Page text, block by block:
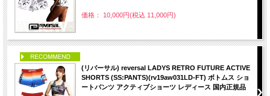
価格： 10,000円(税込 11,000円)
(リバーサル) reversal LADYS RETRO FUTURE ACTIVE
SHORTS (SS:PANTS)(rv19aw031LD-FT) ボトムス ショ
ートパンツ アクティブショーツ レディース 国内正規品